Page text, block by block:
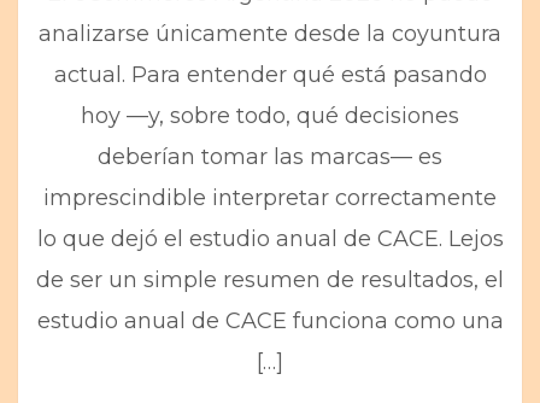
analizarse únicamente desde la coyuntura
actual. Para entender qué está pasando
hoy —y, sobre todo, qué decisiones
deberían tomar las marcas— es
imprescindible interpretar correctamente
lo que dejó el estudio anual de CACE. Lejos
de ser un simple resumen de resultados, el
estudio anual de CACE funciona como una
[…]